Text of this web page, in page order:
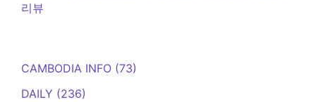
리뷰
CAMBODIA INFO (73)
DAILY (236)